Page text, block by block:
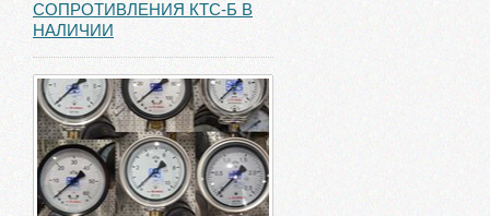
СОПРОТИВЛЕНИЯ КТС-Б В
НАЛИЧИИ